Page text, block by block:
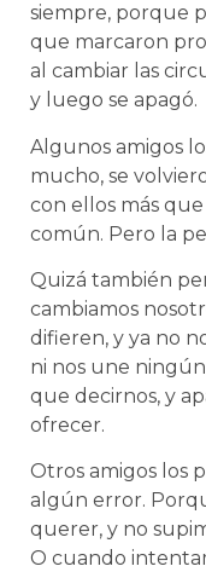
siempre, porque
que marcaron
al cambiar las
y luego se apagó.
Algunos amigos
mucho, se
con ellos más
común. Pero la
Quizá también
cambiamos
difieren, y ya no
ni nos une
que decirnos, y
ofrecer.
Otros amigos los
algún error.
querer, y no
O cuando